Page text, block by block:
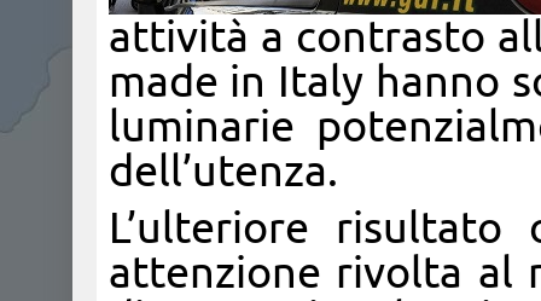
attività a contrasto
made in Italy hanno
luminarie
dell’utenza.
L’ulteriore
attenzione rivolta al